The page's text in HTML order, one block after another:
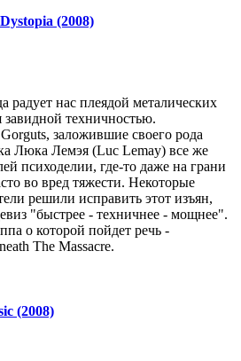
(2008)
радует нас плеядой металических
техничностью.
заложившие своего рода
Люка Лемэя (Luc Lemay) все же
психоделии, где-то даже на грани
во вред тяжести. Некоторые
решили исправить этот изъян,
"быстрее - техничнее - мощнее".
о которой пойдет речь -
The Massacre.
(2008)